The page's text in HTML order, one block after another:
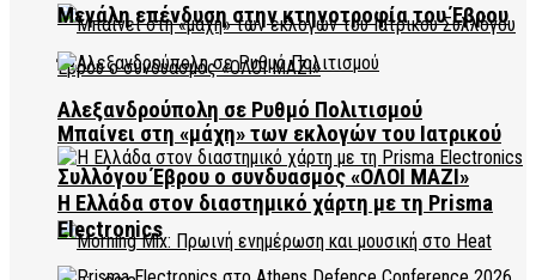
Μπαίνει στη «μάχη» των εκλογών του Ιατρικού
Συλλόγου Έβρου ο συνδυασμός «ΟΛΟΙ ΜΑΖΙ»
Μεγάλη επένδυση στην κτηνοτροφία του Έβρου
Αλεξανδρούπολη σε Ρυθμό Πολιτισμού
Η Ελλάδα στον διαστημικό χάρτη με τη Prisma
Electronics